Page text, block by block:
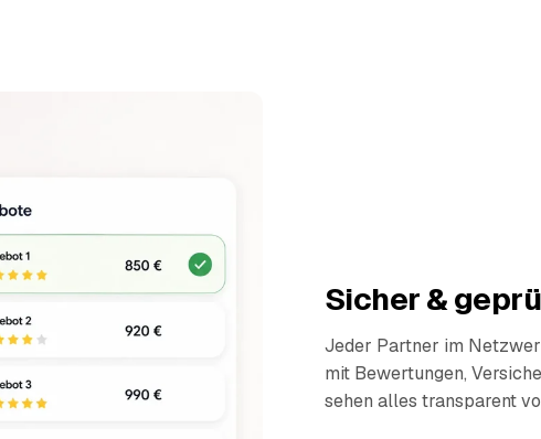
Sicher &
Jeder Partner im
mit Bewertungen,
sehen alles transparent